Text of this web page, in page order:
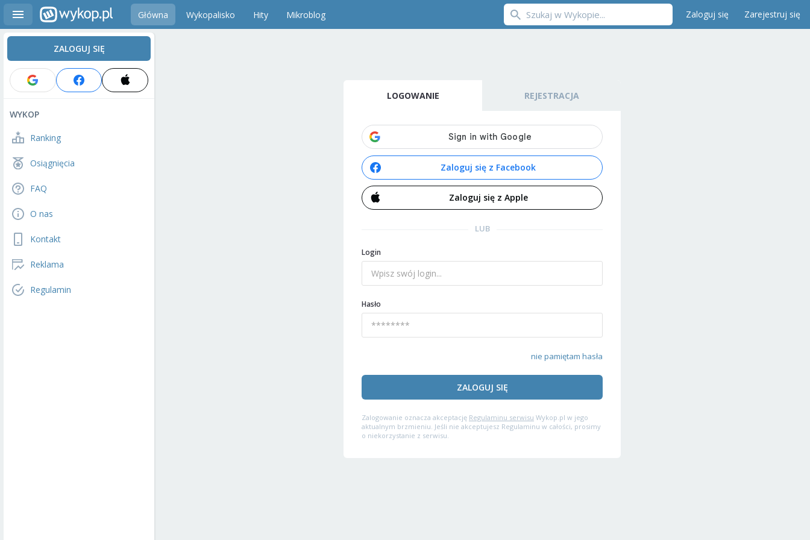
Główna Wykopalisko Hity Mikroblog Zaloguj się Zarejestruj się
ZALOGUJ SIĘ
WYKOP
Ranking
Osiągnięcia
FAQ
O nas
Kontakt
Reklama
Regulamin
LOGOWANIE REJESTRACJA
Zaloguj się z Facebook
Zaloguj się z Apple
LUB
Login
Hasło
nie pamiętam hasła
ZALOGUJ SIĘ
Zalogowanie oznacza akceptację Regulaminu serwisu Wykop.pl w jego
aktualnym brzmieniu. Jeśli nie akceptujesz Regulaminu w całości, prosimy
o niekorzystanie z serwisu.